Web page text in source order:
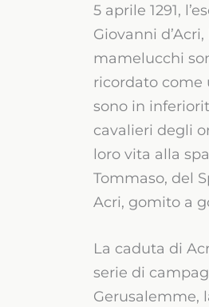
5 aprile 1291,
Giovanni
mamelucchi
ricordato come
sono in
cavalieri degli
loro vita alla
Tommaso, del
Acri, gomito a
La caduta di
serie di
Gerusalemme,